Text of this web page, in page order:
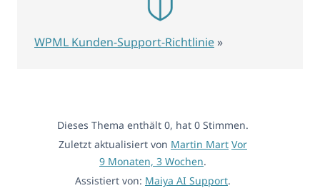
Dieses Thema enthält 0, hat 0 Stimmen.
Zuletzt aktualisiert von Martin Mart Vor
9 Monaten, 3 Wochen.
Assistiert von: Maiya AI Support.
WPML Kunden-Support-Richtlinie »